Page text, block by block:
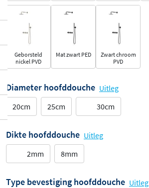
Geborsteld
nickel PVD
Mat zwart PED
Zwart chroom
PVD
Diameter hoofddouche Uitleg
20cm
25cm 30cm
Dikte hoofddouche Uitleg
2mm
8mm
Type bevestiging hoofddouche Uitleg